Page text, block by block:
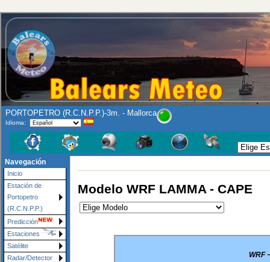
PORTOPETRO (R.C.N.P.P.)-3m. - Mallorca
Idioma:
Navegación
Inicio
Estación de
Portopetro
(R.C.N.P.P.)
Predicción
Estaciones
Satélite
Radar/Detector
Modelo WRF LAMMA - CAPE
WRF